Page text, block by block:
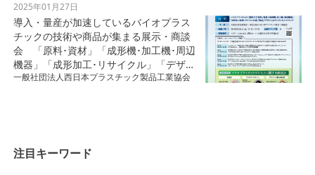
2025年01月27日
導入・量産が加速しているバイオプラス
チックの技術や商品が集まる展示・商談
会 「原料･資材」「成形機･加工機･周辺
機器」「成形加工･リサイクル」「デザイ
ン」の企業・団体が一堂に
一般社団法人西日本プラスチック製品工業協会
注目キーワード